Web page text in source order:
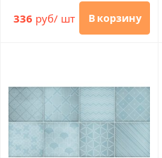
336 руб/ шт В корзину